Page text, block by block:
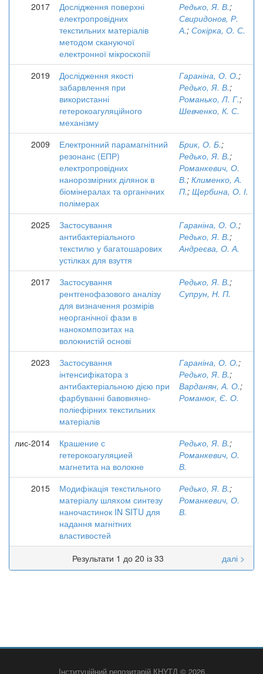
2017
Дослідження поверхні
електропровідних
текстильних матеріалів
методом скануючої
електронної мікроскопії
Редько, Я. В.;
Свиридонов, Р.
А.; Сокірка, О. С.
2019
Дослідження якості
забарвлення при
використанні
гетерокоагуляційного
механізму
Гараніна, О. О.;
Редько, Я. В.;
Романько, Л. Г.;
Шевченко, К. С.
2009
Електронний парамагнітний
резонанс (ЕПР)
електропровідних
нанорозмірних ділянок в
біомінералах та органічних
полімерах
Брик, О. Б.;
Редько, Я. В.;
Романкевич, О.
В.; Клименко, А.
П.; Щербина, О. І.
2025
Застосування
антибактеріального
текстилю у багатошарових
устілках для взуття
Гараніна, О. О.;
Редько, Я. В.;
Андреєва, О. А.
2017
Застосування
рентгенофазового аналізу
для визначення розмірів
неорганічної фази в
нанокомпозитах на
волокнистій основі
Редько, Я. В.;
Супрун, Н. П.
2023
Застосування
інтенсифікатора з
антибактеріальною дією при
фарбуванні бавовняно-
поліефірних текстильних
матеріалів
Гараніна, О. О.;
Редько, Я. В.;
Варданян, А. О.;
Романюк, Є. О.
лис-2014
Крашение с
гетерокоагуляцией
магнетита на волокне
Редько, Я. В.;
Романкевич, О.
В.
2015
Модифікація текстильного
матеріалу шляхом синтезу
наночастинок IN SITU для
надання магнітних
властивостей
Редько, Я. В.;
Романкевич, О.
В.
Результати 1 до 20 із 33 далі >
Інституційний репозитарій КНУТД © 2026